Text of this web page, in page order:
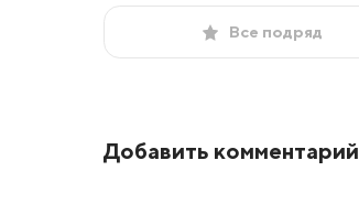
Все подряд
Добавить комментарий